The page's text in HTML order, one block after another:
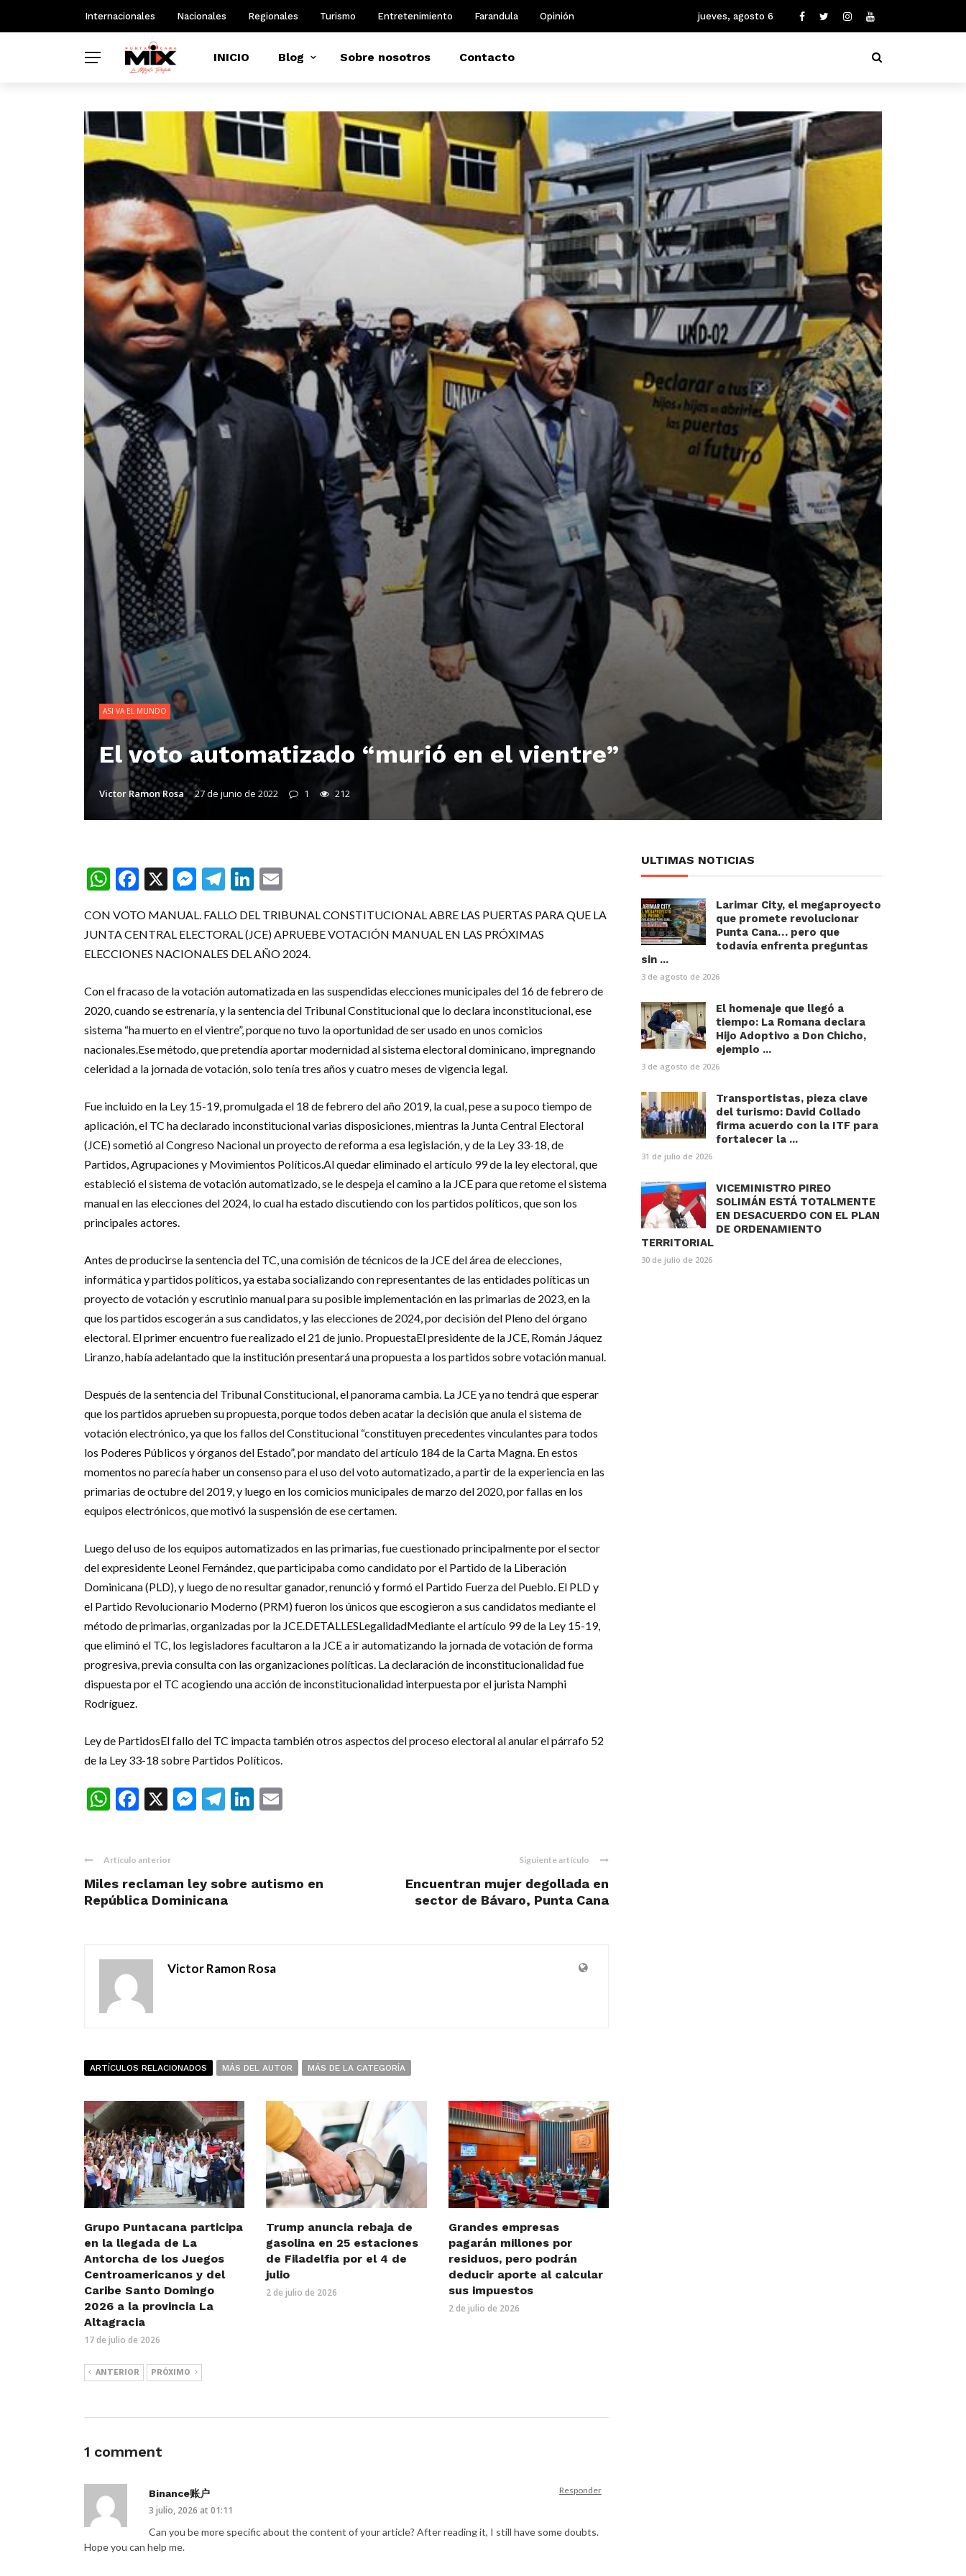
Internacionales Nacionales Regionales Turismo Entretenimiento Farandula Opinión jueves, agosto 6
INICIO Blog Sobre nosotros Contacto
ASI VA EL MUNDO
El voto automatizado “murió en el vientre”
Victor Ramon Rosa 27 de junio de 2022 1 212
WhatsApp
Facebook
X Messenger
Telegram
LinkedIn
CON VOTO MANUAL. FALLO DEL TRIBUNAL CONSTITUCIONAL ABRE LAS PUERTAS PARA QUE LA
JUNTA CENTRAL ELECTORAL (JCE) APRUEBE VOTACIÓN MANUAL EN LAS PRÓXIMAS
ELECCIONES NACIONALES DEL AÑO 2024.
Con el fracaso de la votación automatizada en las suspendidas elecciones municipales del 16 de febrero de
2020, cuando se estrenaría, y la sentencia del Tribunal Constitucional que lo declara inconstitucional, ese
sistema “ha muerto en el vientre”, porque no tuvo la oportunidad de ser usado en unos comicios
nacionales.Ese método, que pretendía aportar modernidad al sistema electoral dominicano, impregnando
celeridad a la jornada de votación, solo tenía tres años y cuatro meses de vigencia legal.
Fue incluido en la Ley 15-19, promulgada el 18 de febrero del año 2019, la cual, pese a su poco tiempo de
aplicación, el TC ha declarado inconstitucional varias disposiciones, mientras la Junta Central Electoral
(JCE) sometió al Congreso Nacional un proyecto de reforma a esa legislación, y de la Ley 33-18, de
Partidos, Agrupaciones y Movimientos Políticos.Al quedar eliminado el artículo 99 de la ley electoral, que
estableció el sistema de votación automatizado, se le despeja el camino a la JCE para que retome el sistema
manual en las elecciones del 2024, lo cual ha estado discutiendo con los partidos políticos, que son los
principales actores.
Antes de producirse la sentencia del TC, una comisión de técnicos de la JCE del área de elecciones,
informática y partidos políticos, ya estaba socializando con representantes de las entidades políticas un
proyecto de votación y escrutinio manual para su posible implementación en las primarias de 2023, en la
que los partidos escogerán a sus candidatos, y las elecciones de 2024, por decisión del Pleno del órgano
electoral. El primer encuentro fue realizado el 21 de junio. PropuestaEl presidente de la JCE, Román Jáquez
Liranzo, había adelantado que la institución presentará una propuesta a los partidos sobre votación manual.
Después de la sentencia del Tribunal Constitucional, el panorama cambia. La JCE ya no tendrá que esperar
que los partidos aprueben su propuesta, porque todos deben acatar la decisión que anula el sistema de
votación electrónico, ya que los fallos del Constitucional “constituyen precedentes vinculantes para todos
los Poderes Públicos y órganos del Estado”, por mandato del artículo 184 de la Carta Magna. En estos
momentos no parecía haber un consenso para el uso del voto automatizado, a partir de la experiencia en las
primarias de octubre del 2019, y luego en los comicios municipales de marzo del 2020, por fallas en los
equipos electrónicos, que motivó la suspensión de ese certamen.
Luego del uso de los equipos automatizados en las primarias, fue cuestionado principalmente por el sector
del expresidente Leonel Fernández, que participaba como candidato por el Partido de la Liberación
Dominicana (PLD), y luego de no resultar ganador, renunció y formó el Partido Fuerza del Pueblo. El PLD y
el Partido Revolucionario Moderno (PRM) fueron los únicos que escogieron a sus candidatos mediante el
método de primarias, organizadas por la JCE.DETALLESLegalidadMediante el artículo 99 de la Ley 15-19,
que eliminó el TC, los legisladores facultaron a la JCE a ir automatizando la jornada de votación de forma
progresiva, previa consulta con las organizaciones políticas. La declaración de inconstitucionalidad fue
dispuesta por el TC acogiendo una acción de inconstitucionalidad interpuesta por el jurista Namphi
Rodríguez.
Ley de PartidosEl fallo del TC impacta también otros aspectos del proceso electoral al anular el párrafo 52
de la Ley 33-18 sobre Partidos Políticos.
WhatsApp
Facebook
X Messenger
Telegram
LinkedIn
Artículo anterior
Miles reclaman ley sobre autismo en
República Dominicana
Siguiente artículo
Encuentran mujer degollada en
sector de Bávaro, Punta Cana
Victor Ramon Rosa
ARTÍCULOS RELACIONADOS MÁS DEL AUTOR MÁS DE LA CATEGORÍA
Grupo Puntacana participa
en la llegada de La
Antorcha de los Juegos
Centroamericanos y del
Caribe Santo Domingo
2026 a la provincia La
Altagracia
17 de julio de 2026
Trump anuncia rebaja de
gasolina en 25 estaciones
de Filadelfia por el 4 de
julio
2 de julio de 2026
Grandes empresas
pagarán millones por
residuos, pero podrán
deducir aporte al calcular
sus impuestos
2 de julio de 2026
ANTERIOR PRÓXIMO
1 comment
Binance账户
3 julio, 2026 at 01:11
Responder
Can you be more specific about the content of your article? After reading it, I still have some doubts.
Hope you can help me.
ULTIMAS NOTICIAS
Larimar City, el megaproyecto
que promete revolucionar
Punta Cana… pero que
todavía enfrenta preguntas
sin ...
3 de agosto de 2026
El homenaje que llegó a
tiempo: La Romana declara
Hijo Adoptivo a Don Chicho,
ejemplo ...
3 de agosto de 2026
Transportistas, pieza clave
del turismo: David Collado
firma acuerdo con la ITF para
fortalecer la ...
31 de julio de 2026
VICEMINISTRO PIREO
SOLIMÁN ESTÁ TOTALMENTE
EN DESACUERDO CON EL PLAN
DE ORDENAMIENTO
TERRITORIAL
30 de julio de 2026